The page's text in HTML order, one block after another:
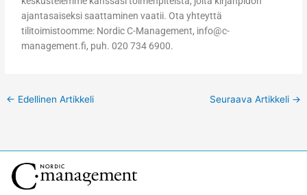
ajantasaiseksi saattaminen vaatii. Ota yhteyttä
tilitoimistoomme: Nordic C-Management, info@c-
management.fi, puh. 020 734 6900.
← Edellinen Artikkeli Seuraava Artikkeli →